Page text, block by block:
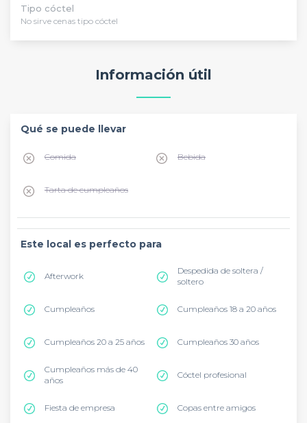
Tipo cóctel
No sirve cenas tipo cóctel
Información útil
Qué se puede llevar
Comida Bebida
Tarta de cumpleaños
Este local es perfecto para
Afterwork
Despedida de soltera /
soltero
Cumpleaños Cumpleaños 18 a 20 años
Cumpleaños 20 a 25 años Cumpleaños 30 años
Cumpleaños más de 40
años
Cóctel profesional
Fiesta de empresa Copas entre amigos